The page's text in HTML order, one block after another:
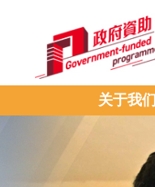
关于我们